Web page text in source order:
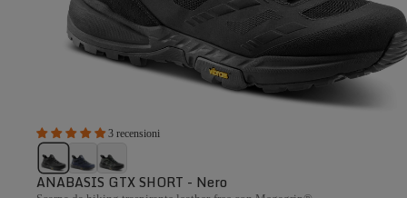
3 recensioni
ANABASIS GTX SHORT - Nero